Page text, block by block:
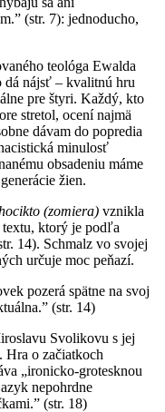
(str. 7): jednoducho,
teológa Ewalda
dá nájsť – kvalitnú hru
pre štyri. Každý, kto
stretol, ocení najmä
dávam do popredia
minulosť
obsadeniu máme
žien.
(zomiera) vznikla
textu, ktorý je podľa
14). Schmalz vo svojej
určuje moc peňazí.
pozerá spätne na svoj
(str. 14)
Svolikovu s jej
. Hra o začiatkoch
„ironicko-grotesknou
nepohrdne
(str. 18)